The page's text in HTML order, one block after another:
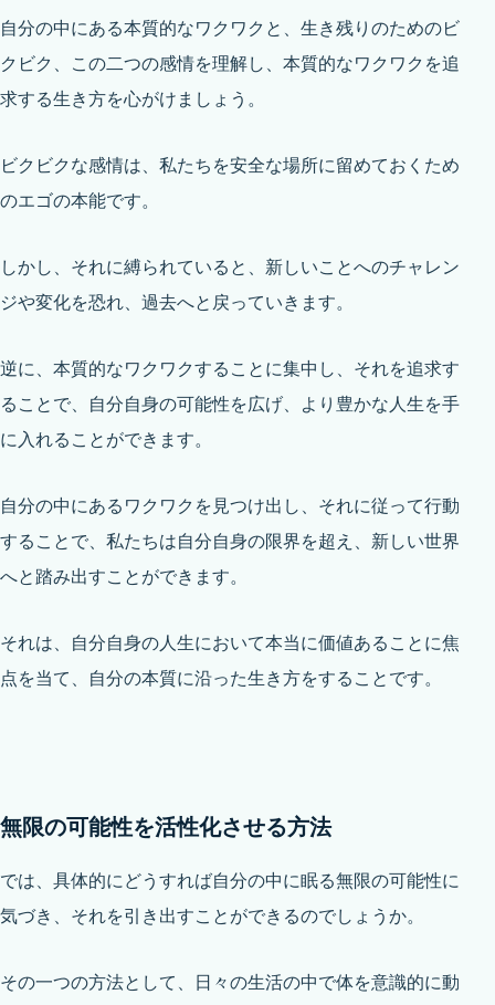
自分の中にある本質的なワクワクと、生き残りのためのビ
クビク、この二つの感情を理解し、本質的なワクワクを追
求する生き方を心がけましょう。
ビクビクな感情は、私たちを安全な場所に留めておくため
のエゴの本能です。
しかし、それに縛られていると、新しいことへのチャレン
ジや変化を恐れ、過去へと戻っていきます。
逆に、本質的なワクワクすることに集中し、それを追求す
ることで、自分自身の可能性を広げ、より豊かな人生を手
に入れることができます。
自分の中にあるワクワクを見つけ出し、それに従って行動
することで、私たちは自分自身の限界を超え、新しい世界
へと踏み出すことができます。
それは、自分自身の人生において本当に価値あることに焦
点を当て、自分の本質に沿った生き方をすることです。
無限の可能性を活性化させる方法
では、具体的にどうすれば自分の中に眠る無限の可能性に
気づき、それを引き出すことができるのでしょうか。
その一つの方法として、日々の生活の中で体を意識的に動